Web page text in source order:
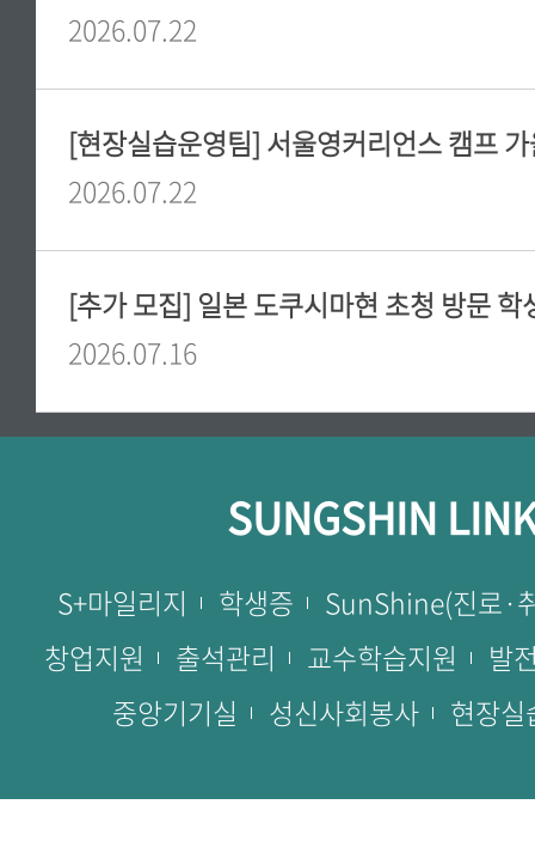
2026.07.22
2026.07.22
[추가 모집] 일본 도쿠시마현 초청 방문 학
2026.07.16
SUNGSHIN
S+마일리지 학생증
SunShine(진로·
창업지원
출석관리 교수학습지원
발
중앙기기실
성신사회봉사 현장실